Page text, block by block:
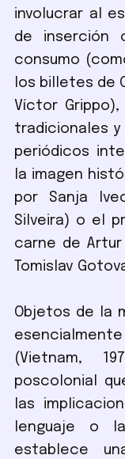
involucrar al
de inserción
consumo
los billetes de
Víctor
tradicionales
periódicos
la imagen
por Sanja
Silveira) o el
carne de
Tomislav
Objetos de la
(Vietnam,
poscolonial
las
lenguaje o
establece